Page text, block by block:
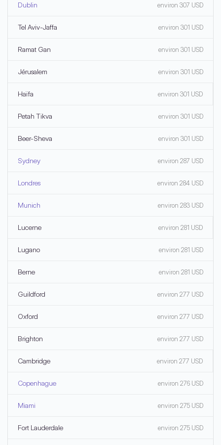
Dublin environ 307 USD
Tel Aviv-Jaffa environ 301 USD
Ramat Gan environ 301 USD
Jérusalem environ 301 USD
Haïfa environ 301 USD
Petah Tikva environ 301 USD
Beer-Sheva environ 301 USD
Sydney environ 287 USD
Londres environ 284 USD
Munich environ 283 USD
Lucerne environ 281 USD
Lugano environ 281 USD
Berne environ 281 USD
Guildford environ 277 USD
Oxford environ 277 USD
Brighton environ 277 USD
Cambridge environ 277 USD
Copenhague environ 276 USD
Miami environ 275 USD
Fort Lauderdale environ 275 USD